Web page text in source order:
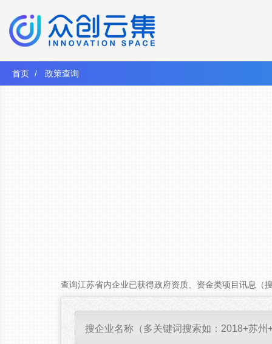
首页 政策查询
查询江苏省内企业已获得政府资质、资金类项目讯息（